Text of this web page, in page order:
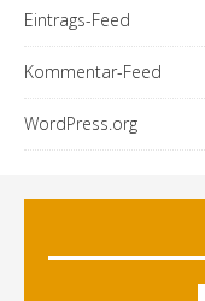
Eintrags-Feed
Kommentar-Feed
WordPress.org